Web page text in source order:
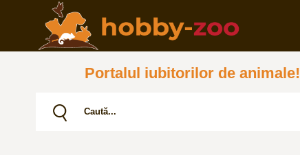
Portalul iubitorilor de animale!